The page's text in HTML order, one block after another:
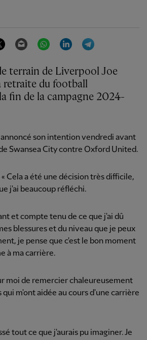
Twitter Email WhatsAppLinkedIn
terrain de Liverpool Joe
retraite du football
fin de la campagne 2024-
annoncé son intention vendredi avant
Swansea City contre Oxford United.
« Cela a été une décision très difficile,
j'ai beaucoup réfléchi.
et compte tenu de ce que j'ai dû
blessures et du niveau que je peux
je pense que c'est le bon moment
à ma carrière.
moi de remercier chaleureusement
m'ont aidée au cours d'une carrière
tout ce que j'aurais pu imaginer. Je